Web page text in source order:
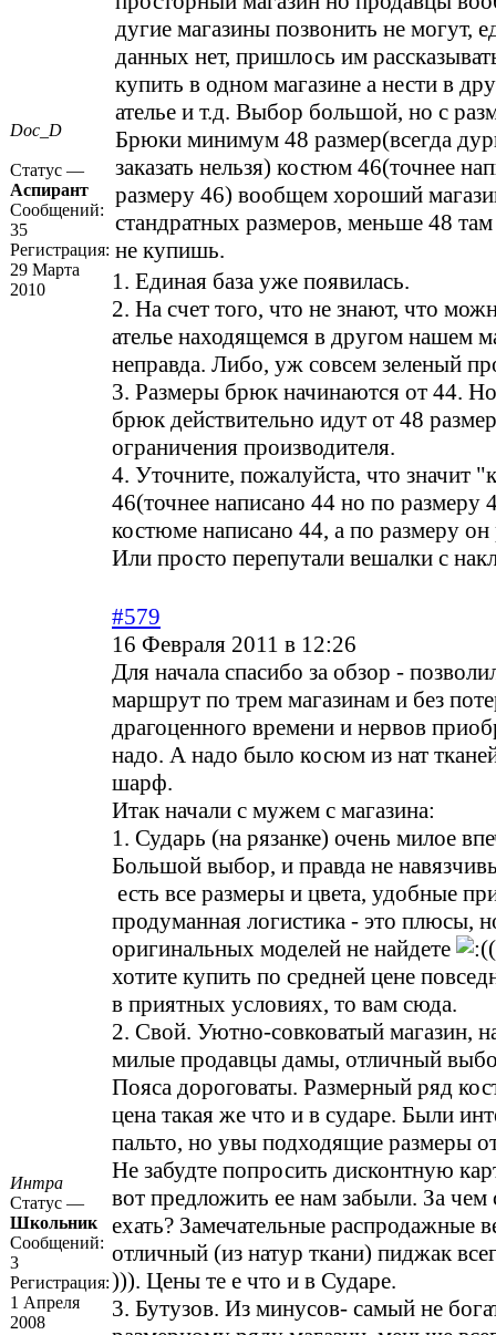
Doc_D
Статус —
Аспирант
Сообщений:
35
Регистрация:
29 Марта
2010
дугие магазины позвонить не могут,
данных нет, пришлось им
купить в одном магазине а нести в
ателье и т.д. Выбор большой, но с
Брюки минимум 48 размер(всегда
заказать нельзя) костюм 46(точнее
размеру 46) вообщем хороший
стандратных размеров, меньше 48
не купишь.
1. Единая база уже появилась.
2. На счет того, что не знают, что
ателье находящемся в другом нашем
неправда. Либо, уж совсем зеленый
3. Размеры брюк начинаются от 44.
брюк действительно идут от 48
ограничения производителя.
4. Уточните, пожалуйста, что значит
46(точнее написано 44 но по размеру
костюме написано 44, а по размеру он
Или просто перепутали вешалки с
Интра
Статус —
Школьник
Сообщений:
3
Регистрация:
1 Апреля
2008
#579
16 Февраля 2011 в 12:26
Для начала спасибо за обзор -
маршрут по трем магазинам и без
драгоценного времени и нервов
надо. А надо было косюм из нат
шарф.
Итак начали с мужем с магазина:
1. Сударь (на рязанке) очень милое
Большой выбор, и правда не
есть все размеры и цвета, удобные
продуманная логистика - это плюсы,
оригинальных моделей не найдете
хотите купить по средней цене
в приятных условиях, то вам сюда.
2. Свой. Уютно-совковатый магазин,
милые продавцы дамы, отличный
Пояса дороговаты. Размерный ряд
цена такая же что и в сударе. Были
пальто, но увы подходящие размеры
Не забудте попросить дисконтную
вот предложить ее нам забыли. За чем
ехать? Замечательные распродажные
отличный (из натур ткани) пиджак
))). Цены те е что и в Сударе.
3. Бутузов. Из минусов- самый не